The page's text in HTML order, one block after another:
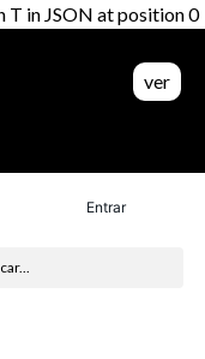
T in JSON at position 0
ver
Entrar